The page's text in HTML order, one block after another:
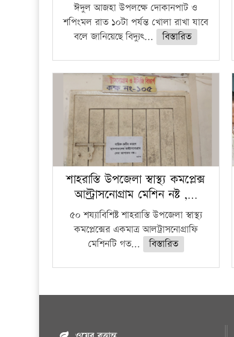
ঈদুল আজহা উপলক্ষে দোকানপাট ও
শপিংমল রাত ১০টা পর্যন্ত খোলা রাখা যাবে
বলে জানিয়েছে বিদ্যুৎ...
বিস্তারিত
শাহরাস্তি উপজেলা স্বাস্থ্য কমপ্লেক্স
আল্ট্রাসনোগ্রাম মেশিন নষ্ট ,…
৫০ শয্যাবিশিষ্ট শাহরাস্তি উপজেলা স্বাস্থ্য
কমপ্লেক্সের একমাত্র আলট্রাসনোগ্রাফি
মেশিনটি গত...
বিস্তারিত